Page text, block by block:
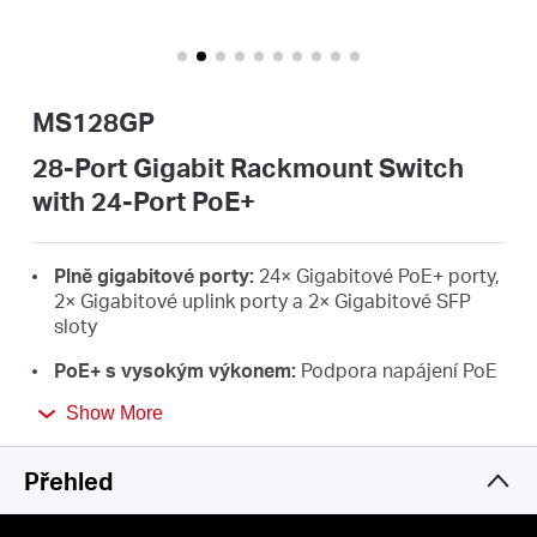
MS128GP
28-Port Gigabit Rackmount Switch
with 24-Port PoE+
Plně gigabitové porty: 24× Gigabitové PoE+ porty,
2× Gigabitové uplink porty a 2× Gigabitové SFP
sloty
PoE+ s vysokým výkonem: Podpora napájení PoE
PoE porty.$^{*}$ Spolupráce se zařízeními PD
kompatibilními s IEEE 802.3af/at
Dlouhý dosah až 250 m:
vzdálenost PoE na 250 m pomocí režimu
Show More
Přehled